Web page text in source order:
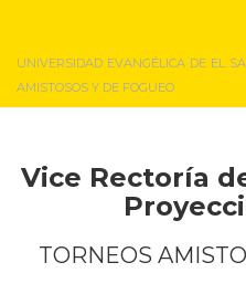
UNIVERSIDAD EVANGÉLICA DE EL
AMISTOSOS Y DE FOGUEO
Vice Rectoría
TORNEOS